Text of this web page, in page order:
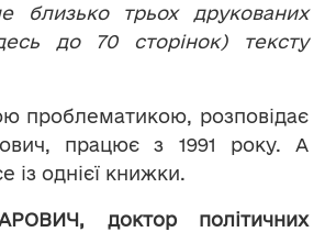
близько трьох друкованих
до 70 сторінок) тексту
проблематикою, розповідає
працює з 1991 року. А
із однієї книжки.
доктор політичних